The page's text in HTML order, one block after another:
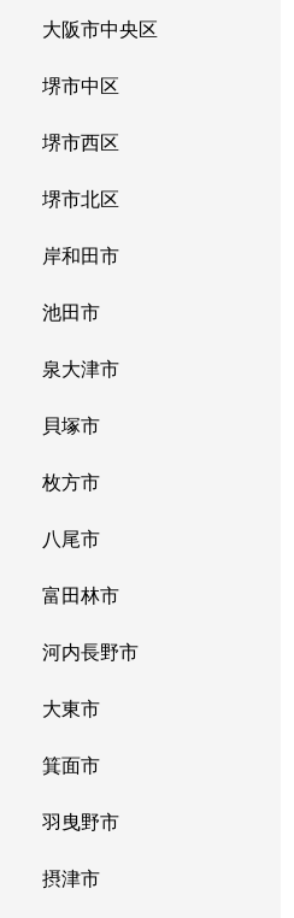
大阪市中央区
堺市中区
堺市西区
堺市北区
岸和田市
池田市
泉大津市
貝塚市
枚方市
八尾市
富田林市
河内長野市
大東市
箕面市
羽曳野市
摂津市